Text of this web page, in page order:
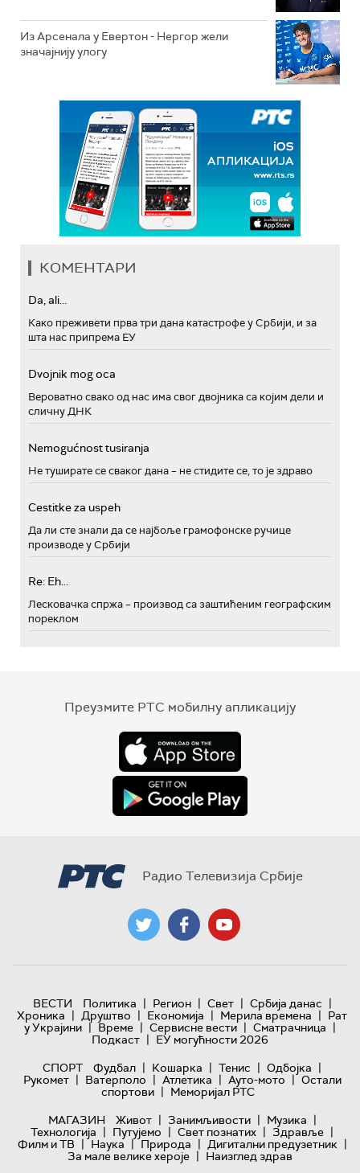
Из Арсенала у Евертон - Нергор жели
значајнију улогу
КОМЕНТАРИ
Da, ali...
Како преживети прва три дана катастрофе у Србији, и за
шта нас припрема ЕУ
Dvojnik mog oca
Вероватно свако од нас има свог двојника са којим дели и
сличну ДНК
Nemogućnost tusiranja
Не туширате се сваког дана – не стидите се, то је здраво
Cestitke za uspeh
Да ли сте знали да се најбоље грамофонске ручице
производе у Србији
Re: Eh...
Лесковачка спржа – производ са заштићеним географским
пореклом
Преузмите РТС мобилну апликацију
Радио Телевизија Србије
ВЕСТИ Политика | Регион | Свет | Србија данас |
Хроника | Друштво | Економија | Мерила времена | Рат
у Украјини | Време | Сервисне вести | Сматрачница |
Подкаст | ЕУ могућности 2026
СПОРТ
Фудбал | Кошарка | Тенис | Одбојка |
Рукомет | Ватерполо | Атлетика | Ауто-мото | Остали
спортови | Меморијал РТС
МАГАЗИН
Живот | Занимљивости | Музика |
Технологијa | Путујемо | Свет познатих | Здравље |
Филм и ТВ | Наука | Природа | Дигитални предузетник |
За мале велике хероје | Наизглед здрав